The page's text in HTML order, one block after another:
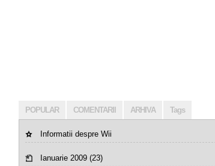
POPULAR COMENTARII ARHIVA Tags
Informatii despre Wii
Ianuarie 2009 (23)